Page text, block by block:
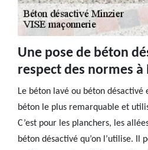
Une pose de béton
respect des normes
Le béton lavé ou béton désactivé
béton le plus remarquable et
C’est pour les planchers, les
béton désactivé qu’on l’utilise. Il